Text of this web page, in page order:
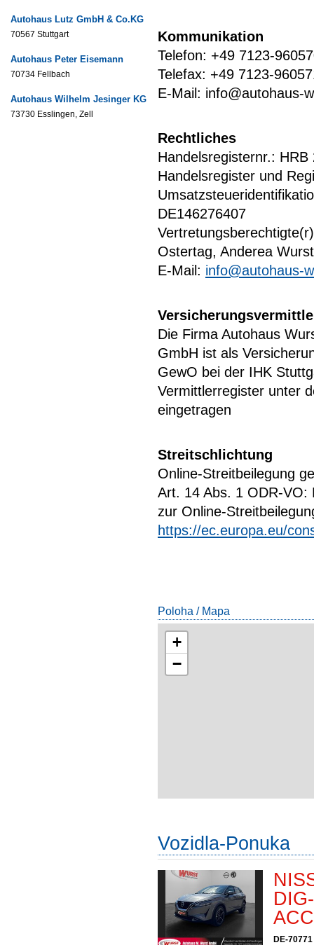
Autohaus Lutz GmbH & Co.KG
70567 Stuttgart
Autohaus Peter Eisemann
70734 Fellbach
Autohaus Wilhelm Jesinger KG
73730 Esslingen, Zell
Kommunikation
Telefon: +49 7123-
Telefax: +49 7123-
E-Mail: info@autohaus-
Rechtliches
Handelsregisternr.: HRB
Handelsregister und
DE146276407
Ostertag, Anderea
E-Mail: info@autohaus-
Die Firma Autohaus
GmbH ist als
GewO bei der IHK
Vermittlerregister unter
eingetragen
Streitschlichtung
Online-Streitbeilegung
Art. 14 Abs. 1 ODR-VO:
zur Online-
https://ec.europa.eu/
Poloha / Mapa
+
−
Vozidla-Ponuka
DE-